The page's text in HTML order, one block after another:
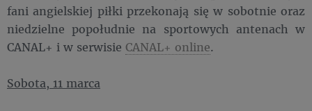
fani angielskiej piłki przekonają się w sobotnie oraz
niedzielne popołudnie na sportowych antenach w
CANAL+ i w serwisie CANAL+ online.
Sobota, 11 marca